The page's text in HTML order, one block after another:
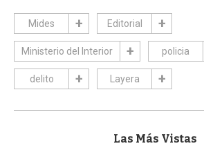
Mides Editorial
Ministerio del Interior policia
delito Layera
Las Más Vistas